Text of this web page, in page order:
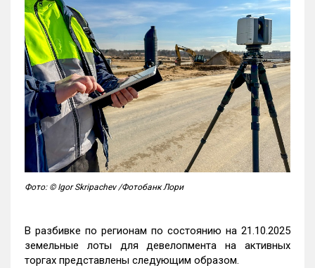
Фото: © Igor Skripachev /Фотобанк Лори
В разбивке по регионам по состоянию на 21.10.2025
земельные лоты для девелопмента на активных
торгах представлены следующим образом.